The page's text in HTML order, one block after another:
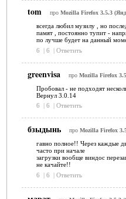
tom про Mozilla Firefox 3.5.3
всегда любил музилу , но
памят , постоянно тупит -
по лучше будет на данный
6
| 6 | Ответить
greenvisa про Mozilla Firefox
Пробовал - не подходят
Вернул 3.0.14
6
| 6 | Ответить
бзыдынь про Mozilla Firefox
гавно полное!! Через каждые
часто при начале
загрузки вообще виндос
не качайте!!
6
| 6 | Ответить